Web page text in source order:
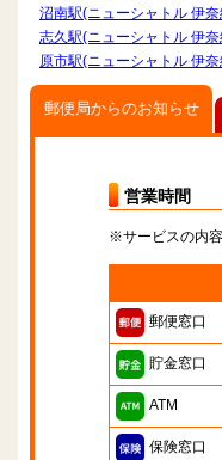
沼南駅(ニューシャトル 伊
志久駅(ニューシャトル 伊
原市駅(ニューシャトル 伊
郵便局からのお知らせ
営業時間
※サービスの内
郵便窓口
貯金窓口
ATM
保険窓口